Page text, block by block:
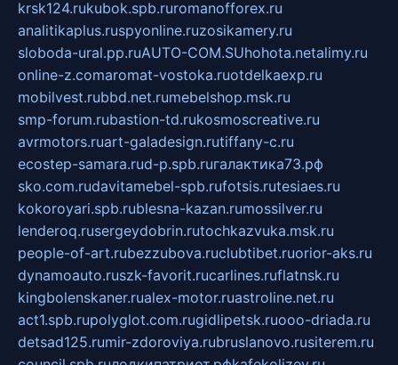
krsk124.rukubok.spb.ruromanofforex.ru
analitikaplus.ruspyonline.ruzosikamery.ru
sloboda-ural.pp.ruAUTO-COM.SUhohota.netalimy.ru
online-z.comaromat-vostoka.ruotdelkaexp.ru
mobilvest.rubbd.net.rumebelshop.msk.ru
smp-forum.rubastion-td.rukosmoscreative.ru
avrmotors.ruart-galadesign.rutiffany-c.ru
ecostep-samara.rud-p.spb.ruгалактика73.рф
sko.com.rudavitamebel-spb.rufotsis.rutesiaes.ru
kokoroyari.spb.rublesna-kazan.rumossilver.ru
lenderoq.rusergeydobrin.rutochkazvuka.msk.ru
people-of-art.rubezzubova.ruclubtibet.ruorior-aks.ru
dynamoauto.ruszk-favorit.rucarlines.ruflatnsk.ru
kingbolenskaner.rualex-motor.ruastroline.net.ru
act1.spb.rupolyglot.com.rugidlipetsk.ruooo-driada.ru
detsad125.rumir-zdoroviya.rubruslanovo.rusiterem.ru